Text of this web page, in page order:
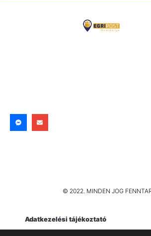
© 2022. MINDEN JOG
Adatkezelési tájékoztató